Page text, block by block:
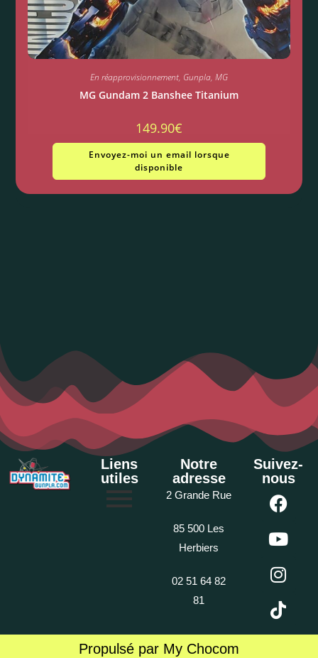
En réapprovisionnement, Gunpla, MG
MG Gundam 2 Banshee Titanium
149.90€
Envoyez-moi un email lorsque
disponible
Liens
utiles
Notre
adresse
2 Grande Rue
85 500 Les
Herbiers
02 51 64 82
81
Suivez-
nous
Propulsé par My Chocom